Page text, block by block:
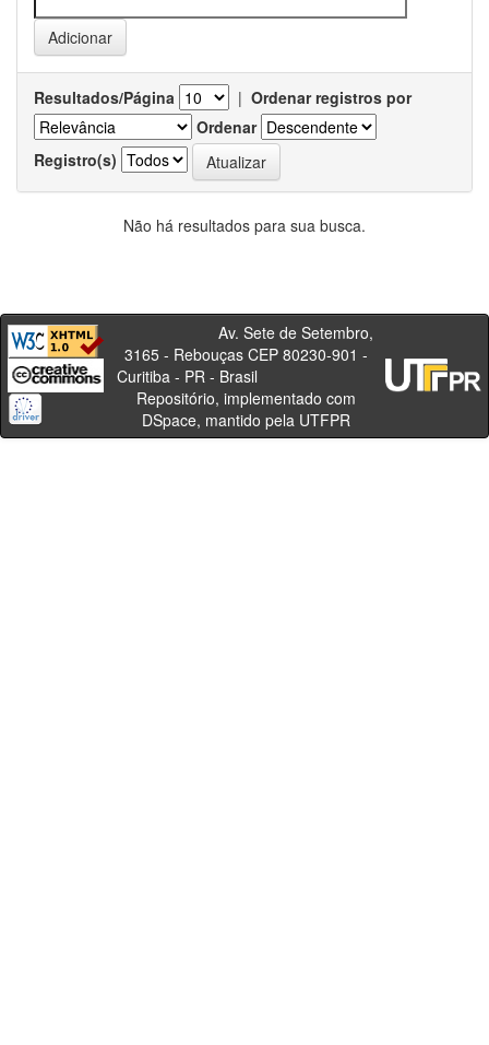
Resultados/Página | Ordenar registros por
Ordenar
Registro(s)
Não há resultados para sua busca.
Av. Sete de Setembro,
3165 - Rebouças CEP 80230-901 -
Curitiba - PR - Brasil
Repositório, implementado com
DSpace, mantido pela UTFPR